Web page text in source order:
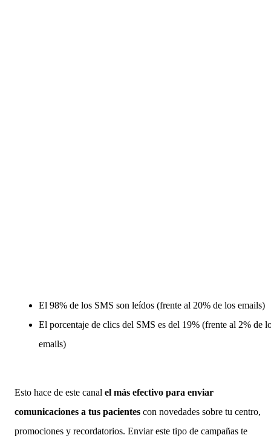
El 98% de los SMS son leídos (frente al 20% de los emails)
El porcentaje de clics del SMS es del 19% (frente al 2% de
emails)
Esto hace de este canal el más efectivo para enviar
comunicaciones a tus pacientes con novedades sobre tu centro,
promociones y recordatorios. Enviar este tipo de campañas te